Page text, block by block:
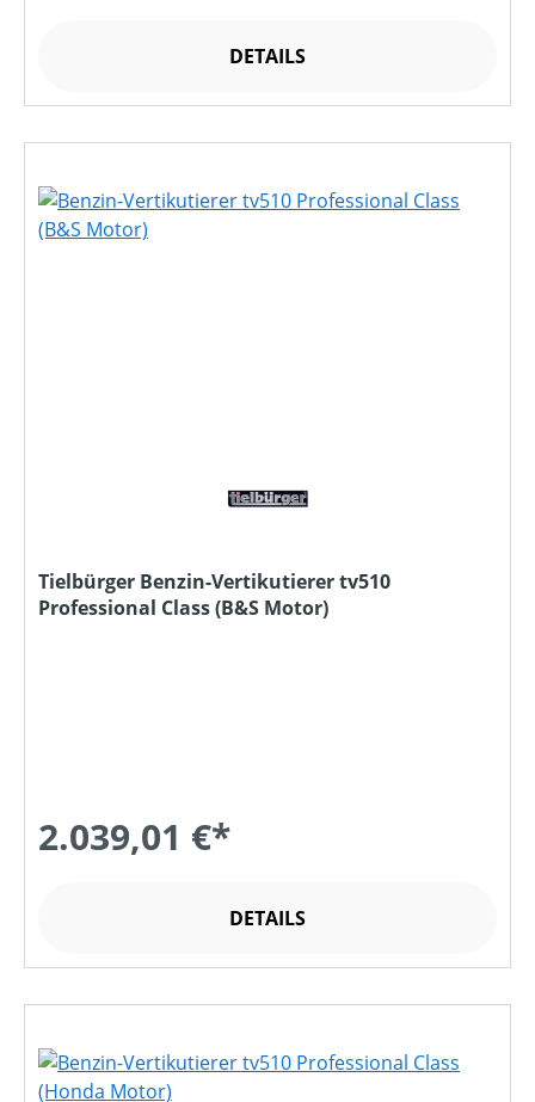
DETAILS
Tielbürger Benzin-Vertikutierer tv510
Professional Class (B&S Motor)
2.039,01 €*
DETAILS